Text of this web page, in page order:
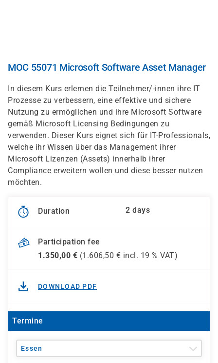
MOC 55071 Microsoft Software Asset Manager
In diesem Kurs erlernen die Teilnehmer/-innen ihre IT
Prozesse zu verbessern, eine effektive und sichere
Nutzung zu ermöglichen und ihre Microsoft Software
gemäß Microsoft Licensing Bedingungen zu
verwenden. Dieser Kurs eignet sich für IT-Professionals,
welche ihr Wissen über das Management ihrer
Microsoft Lizenzen (Assets) innerhalb ihrer
Compliance erweitern wollen und diese besser nutzen
möchten.
Duration 2 days
Participation fee
1.350,00 € (1.606,50 € incl. 19 % VAT)
DOWNLOAD PDF
Termine
Essen